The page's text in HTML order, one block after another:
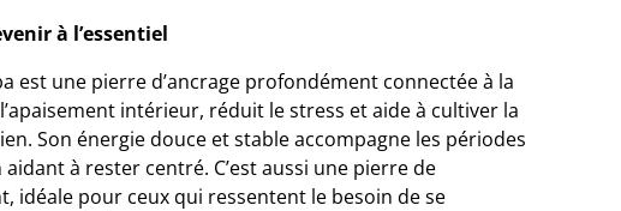
à l’essentiel
est une pierre d’ancrage profondément connectée à la
intérieur, réduit le stress et aide à cultiver la
Son énergie douce et stable accompagne les périodes
à rester centré. C’est aussi une pierre de
idéale pour ceux qui ressentent le besoin de se